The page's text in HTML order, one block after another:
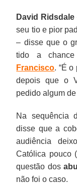
David Ridsdale
seu tio e pior
– disse que o
tido a
Francisco. “É
depois que o
pedido algum
Na sequência
disse que a
audiência
Católica pouco
questão dos
não foi o caso.